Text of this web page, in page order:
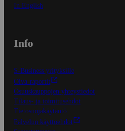
In English
Info
S-Business yrityksille
Oiva-raportit
Osuuskauppojen yhteystiedot
Tilaus- ja toimitusehdot
Tietosuojakäytäntö
Palvelun käyttöehdot